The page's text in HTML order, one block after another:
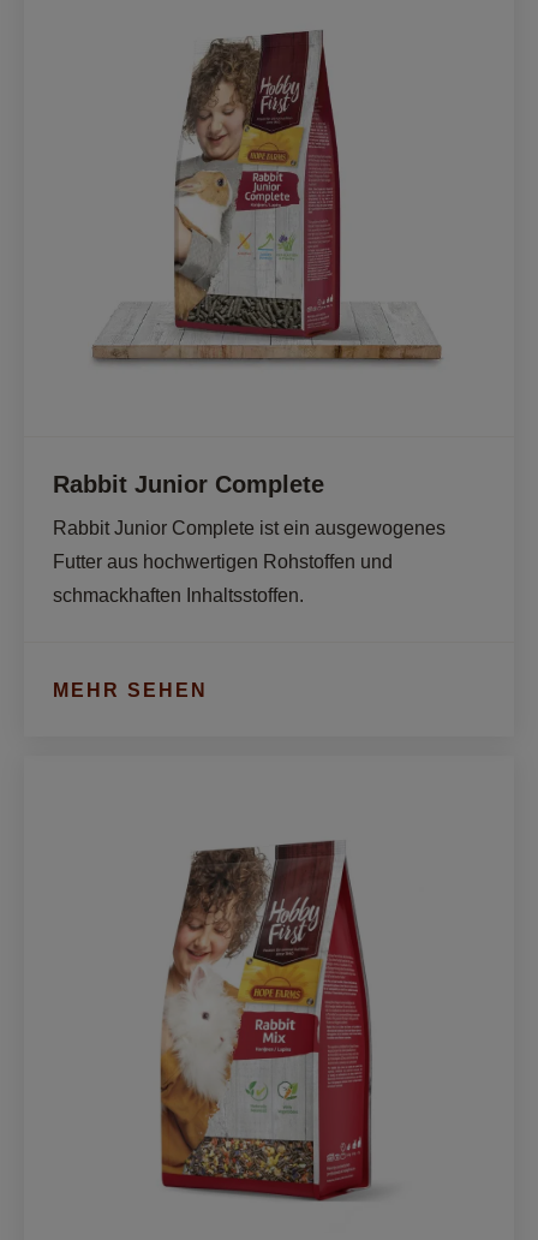
Rabbit Junior Complete
Rabbit Junior Complete ist ein ausgewogenes
Futter aus hochwertigen Rohstoffen und
schmackhaften Inhaltsstoffen.
MEHR SEHEN